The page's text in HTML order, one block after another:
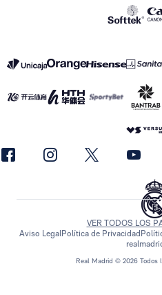
Real Madrid © 2026 Todos
VER TODOS LOS
Aviso LegalPolítica de Privacidad